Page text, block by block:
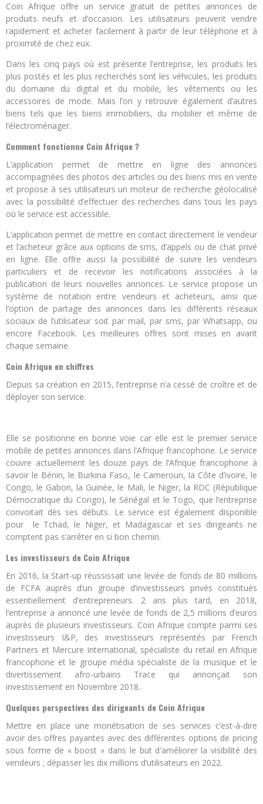
Coin Afrique offre un service gratuit de petites annonces de
produits neufs et d’occasion. Les utilisateurs peuvent vendre
rapidement et acheter facilement à partir de leur téléphone et à
proximité de chez eux.
Dans les cinq pays où est présente l’entreprise, les produits les
plus postés et les plus recherchés sont les véhicules, les produits
du domaine du digital et du mobile, les vêtements ou les
accessoires de mode. Mais l’on y retrouve également d’autres
biens tels que les biens immobiliers, du mobilier et même de
l’électroménager.
Comment fonctionne Coin Afrique ?
L’application permet de mettre en ligne des annonces
accompagnées des photos des articles ou des biens mis en vente
et propose à ses utilisateurs un moteur de recherche géolocalisé
avec la possibilité d’effectuer des recherches dans tous les pays
où le service est accessible.
L’application permet de mettre en contact directement le vendeur
et l’acheteur grâce aux options de sms, d’appels ou de chat privé
en ligne. Elle offre aussi la possibilité de suivre les vendeurs
particuliers et de recevoir les notifications associées à la
publication de leurs nouvelles annonces. Le service propose un
système de notation entre vendeurs et acheteurs, ainsi que
l’option de partage des annonces dans les différents réseaux
sociaux de l’utilisateur soit par mail, par sms, par Whatsapp, ou
encore Facebook. Les meilleures offres sont mises en avant
chaque semaine.
Coin Afrique en chiffres
Depuis sa création en 2015, l’entreprise n’a cessé de croître et de
déployer son service.
Elle se positionne en bonne voie car elle est le premier service
mobile de petites annonces dans l’Afrique francophone. Le service
couvre actuellement les douze pays de l’Afrique francophone à
savoir le Bénin, le Burkina Faso, le Cameroun, la Côte d’ivoire, le
Congo, le Gabon, la Guinée, le Mali, le Niger, la RDC (République
Démocratique du Congo), le Sénégal et le Togo, que l’entreprise
convoitait dès ses débuts. Le service est également disponible
pour le Tchad, le Niger, et Madagascar et ses dirigeants ne
comptent pas s’arrêter en si bon chemin.
Les investisseurs de Coin Afrique
En 2016, la Start-up réussissait une levée de fonds de 80 millions
de FCFA auprès d’un groupe d’investisseurs privés constitués
essentiellement d’entrepreneurs. 2 ans plus tard, en 2018,
l’entreprise a annoncé une levée de fonds de 2,5 millions d’euros
auprès de plusieurs investisseurs. Coin Afrique compte parmi ses
investisseurs I&P, des investisseurs représentés par French
Partners et Mercure international, spécialiste du retail en Afrique
francophone et le groupe média spécialiste de la musique et le
divertissement afro-urbains Trace qui annonçait son
investissement en Novembre 2018.
Quelques perspectives des dirigeants de Coin Afrique
Mettre en place une monétisation de ses services c’est-à-dire
avoir des offres payantes avec des différentes options de pricing
sous forme de « boost » dans le but d’améliorer la visibilité des
vendeurs ; dépasser les dix millions d’utilisateurs en 2022.